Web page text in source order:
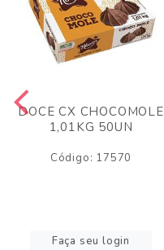
DOCE CX CHOCOMOLE
1,01KG 50UN
Código: 17570
Faça seu login